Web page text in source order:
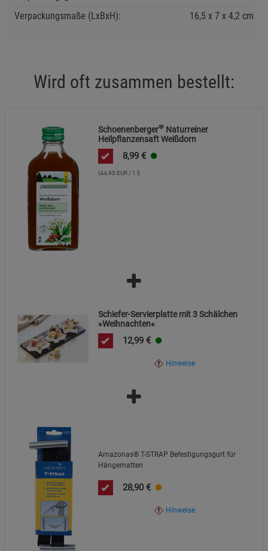
Verpackungsmaße (LxBxH):
16,5 7 4,2 cm
Wird oft zusammen bestellt:
Schoenenberger® Naturreiner
Heilpflanzensaft Weißdorn
8,99 €
(44,95 EUR / 1 l)
Schiefer-Servierplatte mit 3 Schälchen
»Weihnachten«
12,99 €
Hinweise
Amazonas® T-STRAP Befestigungsgurt für
Hängematten
28,90 €
Hinweise